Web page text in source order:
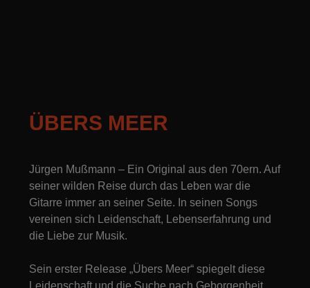
ÜBERS MEER
Jürgen Mußmann – Ein Original aus den 70ern. Auf
seiner wilden Reise durch das Leben war die
Gitarre immer an seiner Seite. In seinen Songs
vereinen sich Leidenschaft, Lebenserfahrung und
die Liebe zur Musik.
Sein erster Release „Übers Meer“ spiegelt diese